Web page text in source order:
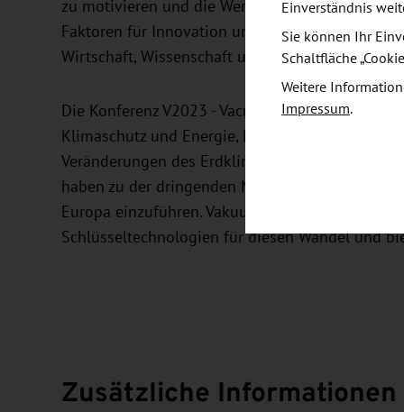
zu motivieren und die Wertschöpfung durch
Faktoren für Innovation und nachhaltiges
Wirtschaft, Wissenschaft und Politik.
Die Konferenz V2023 - Vacuum & Plasma wird
Klimaschutz und Energie, Nachhaltigkeit,
Veränderungen des Erdklimas und die immer
haben zu der dringenden Notwendigkeit
Europa einzuführen. Vakuum-, Plasma- und
Schlüsseltechnologien für diesen Wandel und
Zusätzliche Informationen
Einverständnis
Sie können Ihr
Schaltfläche
Weitere
Impressum.